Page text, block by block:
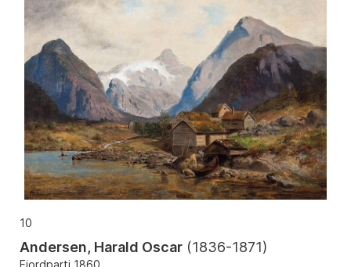
10
Andersen, Harald Oscar (1836-1871)